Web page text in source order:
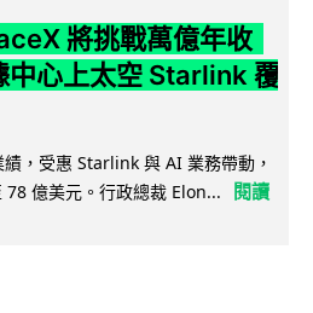
將挑戰萬億年收
中心上太空 Starlink 覆
，受惠 Starlink 與 AI 業務帶動，
億美元。行政總裁 Elon...
閱讀